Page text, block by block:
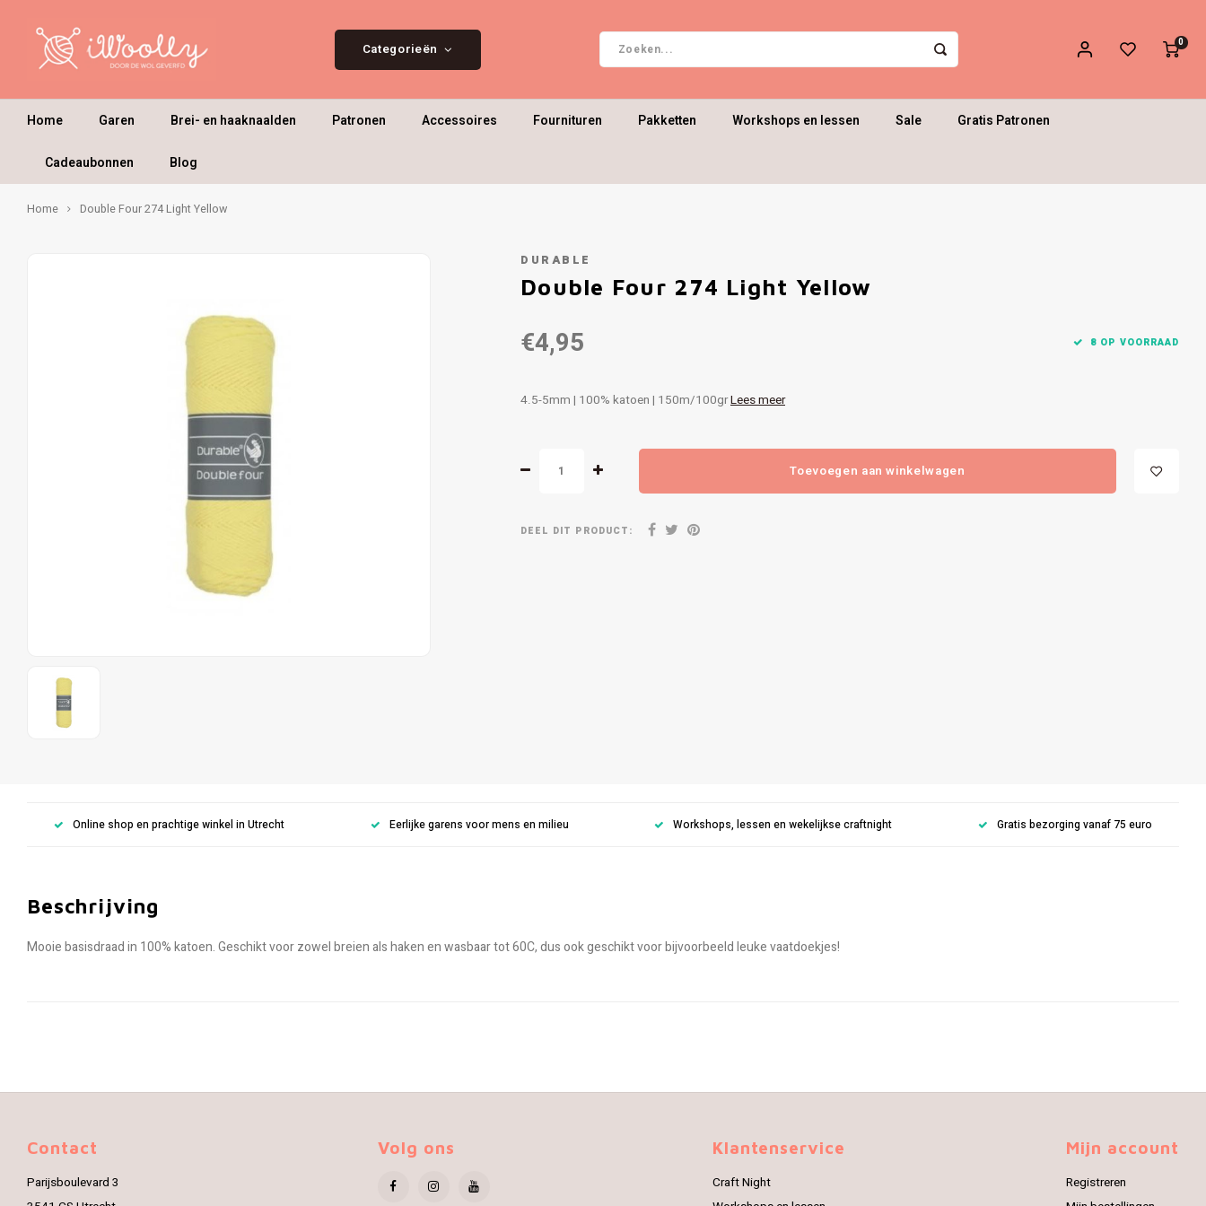
Categorieën 0
Home Garen Brei- en haaknaalden Patronen Accessoires Fournituren Pakketten Workshops en lessen Sale Gratis Patronen
Cadeaubonnen Blog
Home Double Four 274 Light Yellow
DURABLE
Double Four 274 Light Yellow
€4,95 8 OP VOORRAAD
4.5-5mm | 100% katoen | 150m/100grLees meer
Toevoegen aan winkelwagen
DEEL DIT PRODUCT:
Online shop en prachtige winkel in Utrecht Eerlijke garens voor mens en milieu Workshops, lessen en wekelijkse craftnight Gratis bezorging vanaf 75 euro
Beschrijving
Mooie basisdraad in 100% katoen. Geschikt voor zowel breien als haken en wasbaar tot 60C, dus ook geschikt voor bijvoorbeeld leuke vaatdoekjes!
Contact
Parijsboulevard 3
Volg ons Klantenservice
Craft Night
Mijn account
Registreren